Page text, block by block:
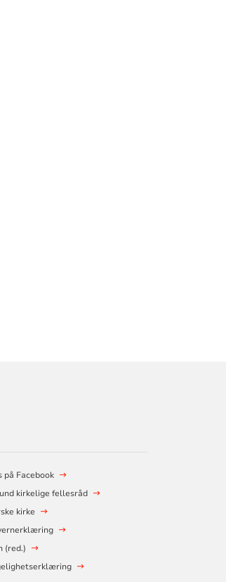
på Facebook
kirkelige fellesråd
kirke
(red.)